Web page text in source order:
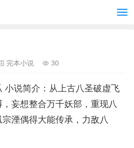
完本小说 30
小说简介：从上古八圣破虚飞
妄想整合万千妖部，重现八
湮偶得大能传承，力敌八